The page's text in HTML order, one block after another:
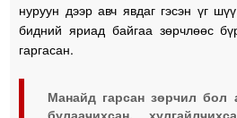
нуруун дээр авч явдаг гэсэн үг
бидний яриад байгаа зөрчлөөс
гаргасан.
Манайд гарсан зөрчил бол
булаачихсан,